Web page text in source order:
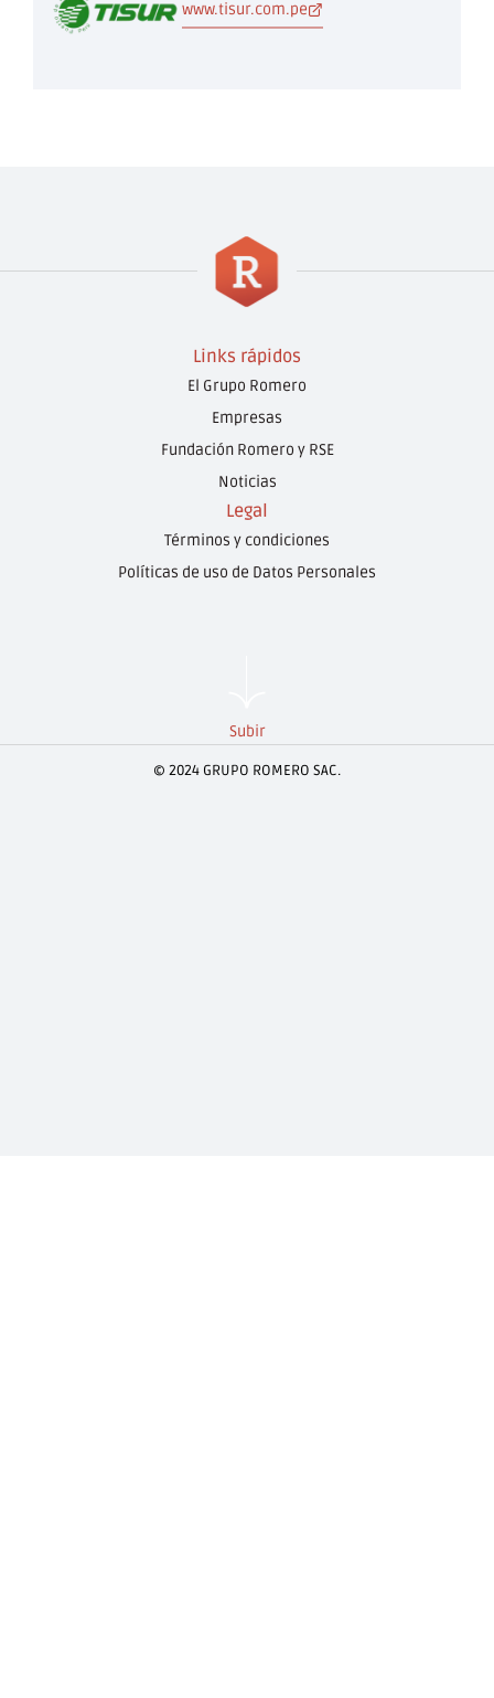
www.tisur.com.pe
Links rápidos
El Grupo Romero
Empresas
Fundación Romero y RSE
Noticias
Legal
Términos y condiciones
Políticas de uso de Datos Personales
Subir
© 2024 GRUPO ROMERO SAC.